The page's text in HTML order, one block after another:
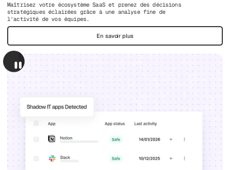
Maîtrisez votre écosystème SaaS et prenez des décisions
stratégiques éclairées grâce à une analyse fine de
l’activité de vos équipes.
En savoir plus